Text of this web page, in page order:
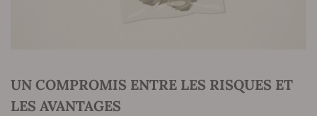
UN COMPROMIS ENTRE LES RISQUES ET
LES AVANTAGES